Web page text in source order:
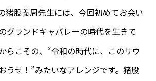
猪股義周先生には、今回初めてお会い
グランドキャバレーの時代を生きて
らこその、“令和の時代に、このサウ
うぜ！”みたいなアレンジです。猪股